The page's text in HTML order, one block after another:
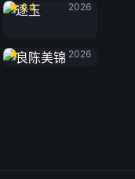
6.4
2026
2026